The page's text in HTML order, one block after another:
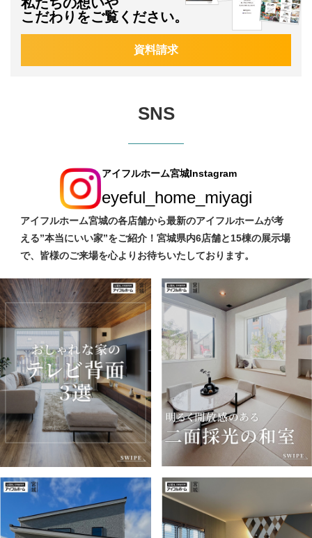
こだわりをご覧ください。
資料請求
SNS
アイフルホーム宮城Instagram
eyeful_home_miyagi
アイフルホーム宮城の各店舗から最新のアイフルホームが考
える”本当にいい家”をご紹介！宮城県内6店舗と15棟の展示場
で、皆様のご来場を心よりお待ちいたしております。